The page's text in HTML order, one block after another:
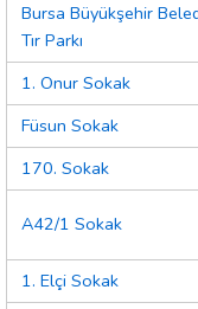
Bursa Büyükşehir
Tır Parkı
1. Onur Sokak
Füsun Sokak
170. Sokak
A42/1 Sokak
1. Elçi Sokak